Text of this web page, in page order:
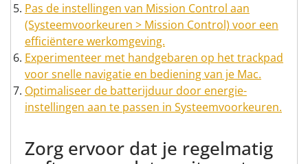
Pas de instellingen van Mission Control aan
(Systeemvoorkeuren > Mission Control) voor een
efficiëntere werkomgeving.
Experimenteer met handgebaren op het trackpad
voor snelle navigatie en bediening van je Mac.
Optimaliseer de batterijduur door energie-
instellingen aan te passen in Systeemvoorkeuren.
Zorg ervoor dat je regelmatig